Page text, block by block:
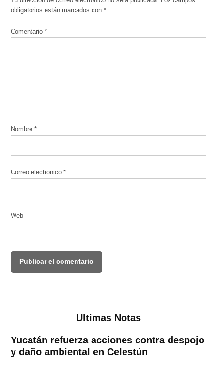
obligatorios están marcados con*
Comentario*
Nombre*
Correo electrónico*
Web
Ultimas Notas
Yucatán refuerza acciones contra despojo
y daño ambiental en Celestún